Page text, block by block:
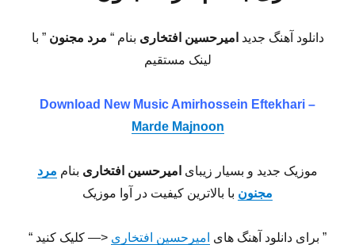
دانلود آهنگ جدید امیرحسین افتخاری بنام “ مرد مجنون” با
لینک مستقیم
Download New Music Amirhossein Eftekhari –
Marde Majnoon
موزیک جدید و بسیار زیبای امیرحسین افتخاری بنام مرد
مجنون با بالاترین کیفیت در آوا موزیک
” برای دانلود آهنگ های امیرحسین افتخاری <— کلیک کنید “